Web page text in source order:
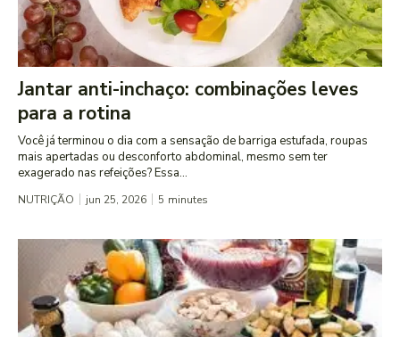
Jantar anti-inchaço: combinações leves
para a rotina
Você já terminou o dia com a sensação de barriga estufada, roupas
mais apertadas ou desconforto abdominal, mesmo sem ter
exagerado nas refeições? Essa...
NUTRIÇÃO jun 25, 2026 5 minutes